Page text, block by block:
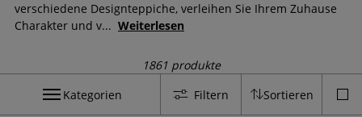
verschiedene Designteppiche, verleihen Sie Ihrem Zuhause
Charakter und v... Weiterlesen
1861 produkte
Kategorien
Filtern Sortieren